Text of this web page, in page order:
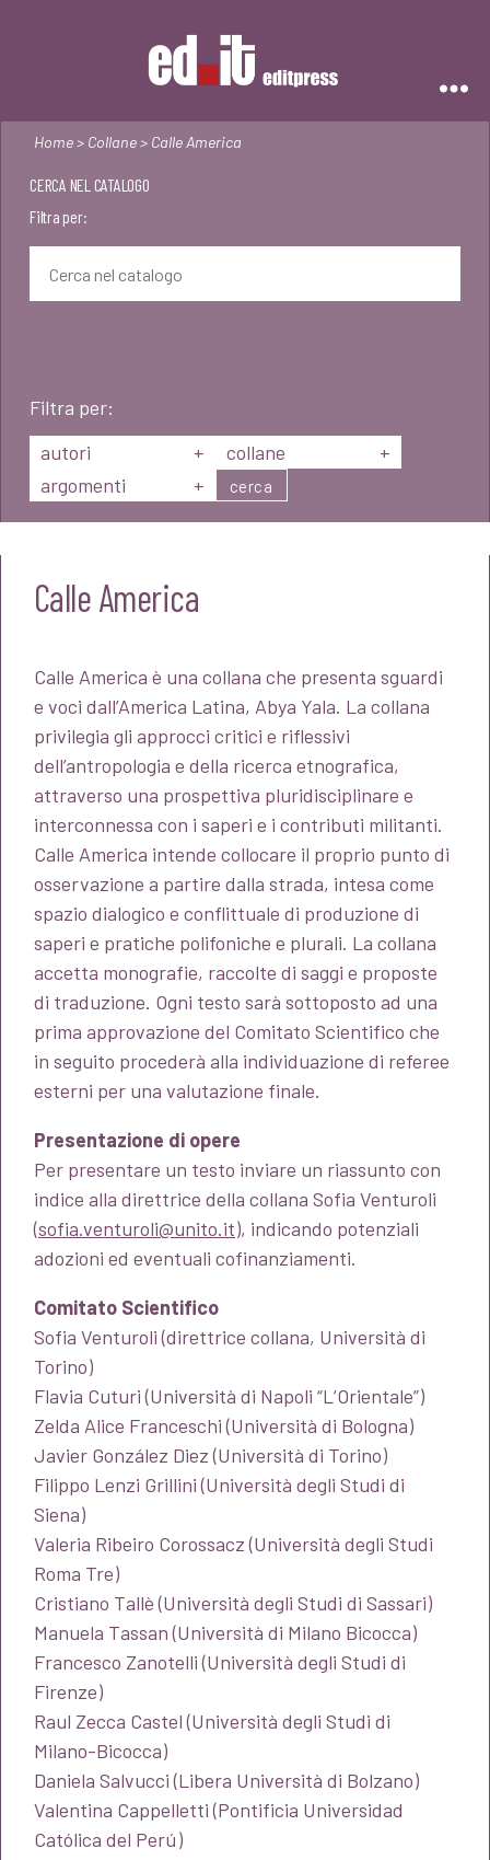
Home> Collane> Calle America
CERCA NEL CATALOGO
Filtra per:
Filtra per:
autori
+ collane
+
argomenti
+ cerca
Calle America
Calle America è una collana che presenta sguardi
e voci dall’America Latina, Abya Yala. La collana
privilegia gli approcci critici e riflessivi
dell’antropologia e della ricerca etnografica,
attraverso una prospettiva pluridisciplinare e
interconnessa con i saperi e i contributi militanti.
Calle America intende collocare il proprio punto di
osservazione a partire dalla strada, intesa come
spazio dialogico e conflittuale di produzione di
saperi e pratiche polifoniche e plurali. La collana
accetta monografie, raccolte di saggi e proposte
di traduzione. Ogni testo sarà sottoposto ad una
prima approvazione del Comitato Scientifico che
in seguito procederà alla individuazione di referee
esterni per una valutazione finale.
Presentazione di opere
Per presentare un testo inviare un riassunto con
indice alla direttrice della collana Sofia Venturoli
(sofia.venturoli@unito.it), indicando potenziali
adozioni ed eventuali cofinanziamenti.
Comitato Scientifico
Sofia Venturoli (direttrice collana, Università di
Torino)
Flavia Cuturi (Università di Napoli “L’Orientale”)
Zelda Alice Franceschi (Università di Bologna)
Javier González Diez (Università di Torino)
Filippo Lenzi Grillini (Università degli Studi di
Siena)
Valeria Ribeiro Corossacz (Università degli Studi
Roma Tre)
Cristiano Tallè (Università degli Studi di Sassari)
Manuela Tassan (Università di Milano Bicocca)
Francesco Zanotelli (Università degli Studi di
Firenze)
Raul Zecca Castel (Università degli Studi di
Milano-Bicocca)
Daniela Salvucci (Libera Università di Bolzano)
Valentina Cappelletti (Pontificia Universidad
Católica del Perú)